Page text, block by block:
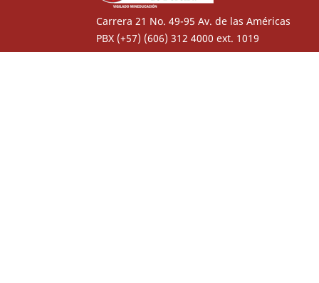
Carrera 21 No. 49-95 Av. de las Américas
PBX (+57) (606) 312 4000 ext. 1019